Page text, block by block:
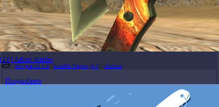
[ZP] Addon Knifes
Все для CS 1.6 / Zombie Plague [4.3] / Addons
Подробнее